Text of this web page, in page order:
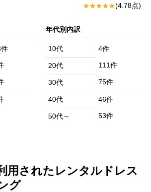
(4.78点)
年代別内訳
10代 4件
20代 111件
30代 75件
40代 46件
50代～ 53件
用されたレンタルドレス
グ